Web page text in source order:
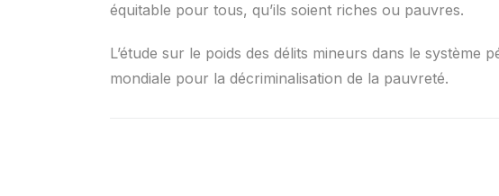
équitable pour tous, qu’ils soient riches ou pauvres.
L’étude sur le poids des délits mineurs dans le système
mondiale pour la décriminalisation de la pauvreté.